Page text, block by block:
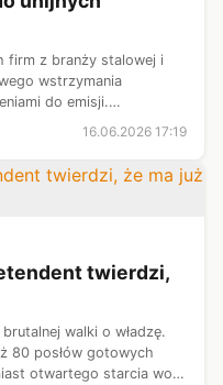
firm z branży stalowej i
wstrzymania
do emisji.
klimatyczna UE jest
16.06.2026 17:19
twierdzi,
walki o władzę.
80 posłów gotowych
otwartego starcia woli,